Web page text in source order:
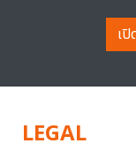
เ
LEGAL